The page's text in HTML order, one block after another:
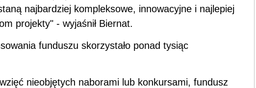
najbardziej kompleksowe, innowacyjne i najlepiej
projekty" - wyjaśnił Biernat.
funduszu skorzystało ponad tysiąc
nieobjętych naborami lub konkursami, fundusz